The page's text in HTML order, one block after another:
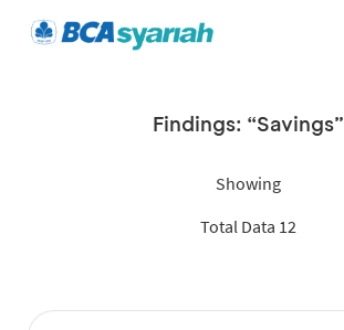
Findings: “Savings”
Showing
Total Data 12